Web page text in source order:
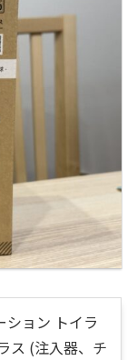
ション トイラ
ス (注入器、チ